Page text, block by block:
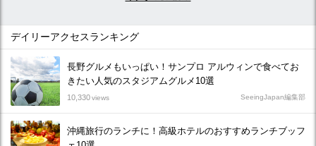
デイリーアクセスランキング
長野グルメもいっぱい！サンプロ アルウィンで食べてお
きたい人気のスタジアムグルメ10選
10,330views SeeingJapan編集部
沖縄旅行のランチに！高級ホテルのおすすめランチブッフ